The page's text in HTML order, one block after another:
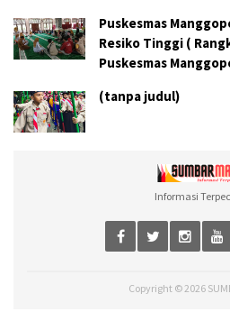
Puskesmas
Resiko Tinggi (
Puskesmas
(tanpa judul)
Informasi
Copyright © 2026